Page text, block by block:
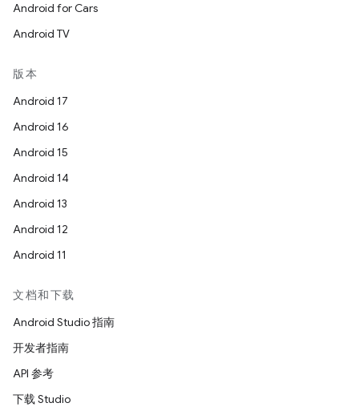
Android for Cars
Android TV
版本
Android 17
Android 16
Android 15
Android 14
Android 13
Android 12
Android 11
文档和下载
Android Studio 指南
开发者指南
API 参考
下载 Studio